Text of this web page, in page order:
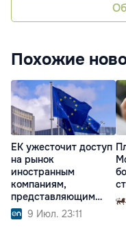
Похожие
ЕК ужесточит доступ
на рынок
иностранным
компаниям,
представляющим
риск вмешательства
9 Июл. 23:11